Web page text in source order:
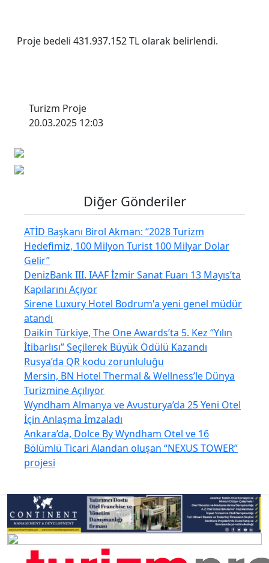
Proje bedeli 431.937.152 TL olarak belirlendi.
Turizm Proje
20.03.2025 12:03
Diğer Gönderiler
ATİD Başkanı Birol Akman: “2028 Turizm
Hedefimiz, 100 Milyon Turist 100 Milyar Dolar
Gelir”
DenizBank III. IAAF İzmir Sanat Fuarı 13 Mayıs’ta
Kapılarını Açıyor
Sirene Luxury Hotel Bodrum'a yeni genel müdür
atandı
Daikin Türkiye, The One Awards’ta 5. Kez “Yılın
İtibarlısı” Seçilerek Büyük Ödülü Kazandı
Rusya’da QR kodu zorunluluğu
Mersin, BN Hotel Thermal & Wellness’le Dünya
Turizmine Açılıyor
Wyndham Almanya ve Avusturya’da 25 Yeni Otel
İçin Anlaşma İmzaladı
Ankara’da, Dolce By Wyndham Otel ve 16
Bölümlü Ticari Alandan oluşan “NEXUS TOWER”
projesi